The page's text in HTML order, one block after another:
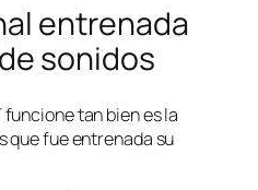
entrenada
sonidos
funcione tan bien es la
que fue entrenada su